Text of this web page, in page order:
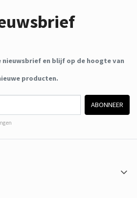
nieuwsbrief en blijf op de hoogte van
producten.
ABONNEER